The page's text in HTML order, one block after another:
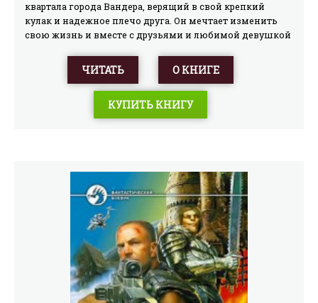
квартала города Вандера, верящий в свой крепкий
кулак и надежное плечо друга. Он мечтает изменить
свою жизнь и вместе с друзьями и любимой девушкой
жизни Судьба является режиссером. И именно
Многоликая меняет жизнь Майкла. Правда, совсем не
так, как тот планировал. И вот уже щепкой в весеннем
бурном ручье парня несет навстречу непредсказуемым
поворотам Судьбы. Туда, где из таких, как он, куют
ЧИТАТЬ О КНИГЕ
КУПИТЬ КНИГУ